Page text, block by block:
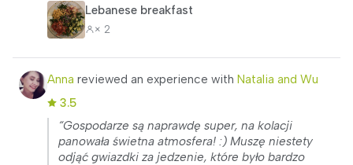
Lebanese breakfast
× 2
Anna reviewed an experience with Natalia and Wu
3.5
“Gospodarze są naprawdę super, na kolacji
panowała świetna atmosfera! :) Muszę niestety
odjąć gwiazdki za jedzenie, które było bardzo